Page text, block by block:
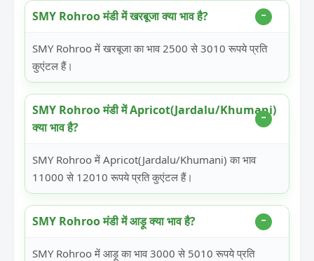
SMY Rohroo मंडी में खरबूजा क्या भाव है?
SMY Rohroo में खरबूजा का भाव 2500 से 3010 रूपये प्रति
कुएंटल हैं।
SMY Rohroo मंडी में Apricot(Jardalu/Khumani)
क्या भाव है?
SMY Rohroo में Apricot(Jardalu/Khumani) का भाव
11000 से 12010 रूपये प्रति कुएंटल हैं।
SMY Rohroo मंडी में आड़ू क्या भाव है?
SMY Rohroo में आड़ू का भाव 3000 से 5010 रूपये प्रति